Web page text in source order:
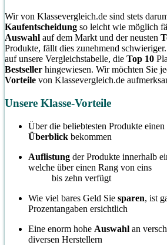
Wir von Klassevergleich.de sind stets
Kaufentscheidung so leicht wie möglich
Auswahl auf dem Markt und der neusten
Produkte, fällt dies zunehmend
auf unsere Vergleichstabelle, die Top 10
Bestseller hingewiesen. Wir möchten Sie
Vorteile von Klassevergleich.de
Unsere Klasse-Vorteile
Über die beliebtesten Produkte
Überblick bekommen
Auflistung der Produkte innerhalb
welche über einen Rang von eins
bis zehn verfügt
Wie viel bares Geld Sie sparen, ist
Prozentangaben ersichtlich
Eine enorm hohe Auswahl an
diversen Herstellern